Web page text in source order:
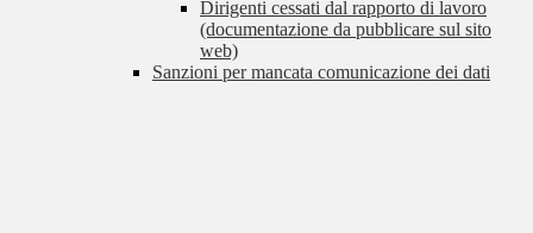
Dirigenti cessati dal rapporto di lavoro
(documentazione da pubblicare sul sito
web)
Sanzioni per mancata comunicazione dei dati